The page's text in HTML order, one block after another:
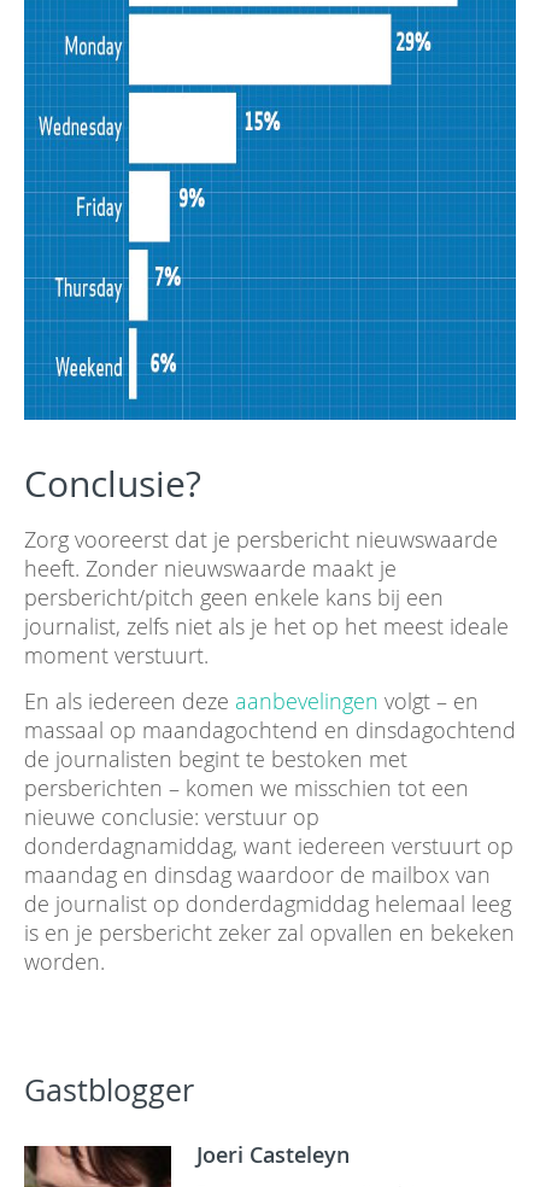
Conclusie?
Zorg vooreerst dat je persbericht nieuwswaarde
heeft. Zonder nieuwswaarde maakt je
persbericht/pitch geen enkele kans bij een
journalist, zelfs niet als je het op het meest ideale
moment verstuurt.
En als iedereen deze aanbevelingen volgt – en
massaal op maandagochtend en dinsdagochtend
de journalisten begint te bestoken met
persberichten – komen we misschien tot een
nieuwe conclusie: verstuur op
donderdagnamiddag, want iedereen verstuurt op
maandag en dinsdag waardoor de mailbox van
de journalist op donderdagmiddag helemaal leeg
is en je persbericht zeker zal opvallen en bekeken
worden.
Gastblogger
Joeri Casteleyn